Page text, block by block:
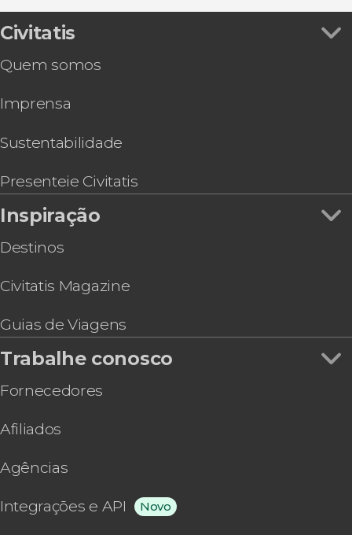
Les Invalides
Museu d'Orsay
Visitas guiadas por Paris
Concertos em Paris
Free tours por Paris
Ingresso da Sainte-Chapelle e Conciergerie
Ingresso da Ópera Garnier
Ingresso do Arco do Triunfo
Tour pelo Stade de France
Sessão de fotos privada no exterior da Torre
Ingresso do Museu de Montmartre
Civitatis
Quem somos
Imprensa
Sustentabilidade
Presenteie Civitatis
Inspiração
Destinos
Civitatis Magazine
Guias de Viagens
Trabalhe conosco
Fornecedores
Afiliados
Agências
Integrações e API Novo